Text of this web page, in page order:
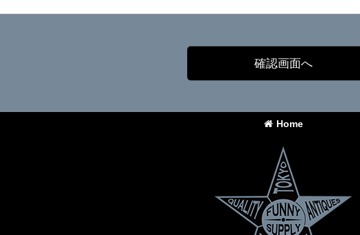
確認画面へ
Home